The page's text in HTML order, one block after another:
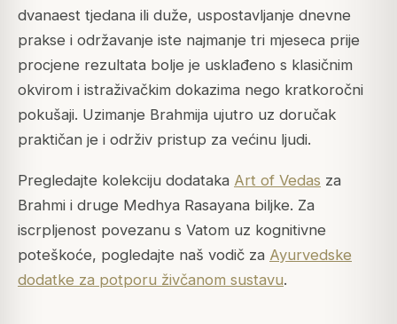
dvanaest tjedana ili duže, uspostavljanje dnevne
prakse i održavanje iste najmanje tri mjeseca prije
procjene rezultata bolje je usklađeno s klasičnim
okvirom i istraživačkim dokazima nego kratkoročni
pokušaji. Uzimanje Brahmija ujutro uz doručak
praktičan je i održiv pristup za većinu ljudi.
Pregledajte kolekciju dodataka Art of Vedas za
Brahmi i druge Medhya Rasayana biljke. Za
iscrpljenost povezanu s Vatom uz kognitivne
poteškoće, pogledajte naš vodič za Ayurvedske
dodatke za potporu živčanom sustavu.